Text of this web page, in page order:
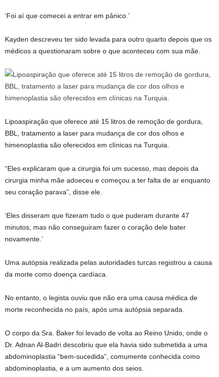
‘Foi aí que comecei a entrar em pânico.’
Kayden descreveu ter sido levada para outro quarto depois que os
médicos a questionaram sobre o que aconteceu com sua mãe.
Lipoaspiração que oferece até 15 litros de remoção de gordura,
BBL, tratamento a laser para mudança de cor dos olhos e
himenoplastia são oferecidos em clínicas na Turquia.
“Eles explicaram que a cirurgia foi um sucesso, mas depois da
cirurgia minha mãe adoeceu e começou a ter falta de ar enquanto
seu coração parava”, disse ele.
‘Eles disseram que fizeram tudo o que puderam durante 47
minutos, mas não conseguiram fazer o coração dele bater
novamente.’
Uma autópsia realizada pelas autoridades turcas registrou a causa
da morte como doença cardíaca.
No entanto, o legista ouviu que não era uma causa médica de
morte reconhecida no país, após uma autópsia separada.
O corpo da Sra. Baker foi levado de volta ao Reino Unido, onde o
Dr. Adnan Al-Badri descobriu que ela havia sido submetida a uma
abdominoplastia “bem-sucedida”, comumente conhecida como
abdominoplastia, e a um aumento dos seios.